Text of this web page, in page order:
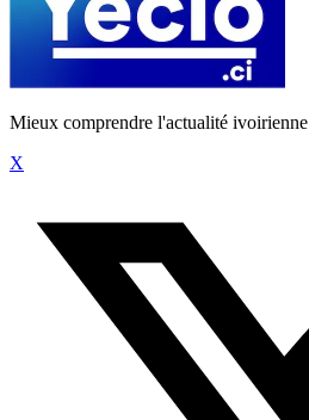
Mieux comprendre l'actualité ivoirienne
X